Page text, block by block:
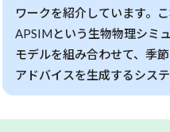
ワークを紹介しています。
APSIMという生物物理シミ
モデルを組み合わせて、季
アドバイスを生成するシステ